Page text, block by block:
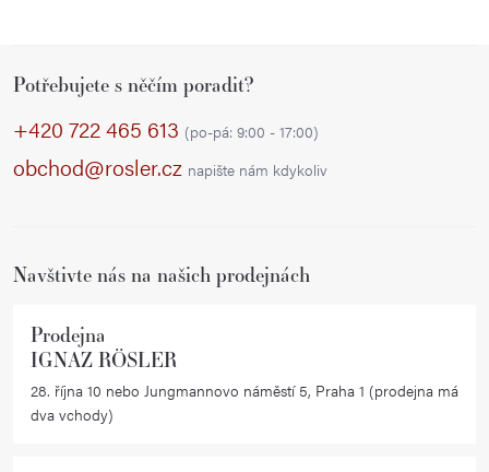
Potřebujete s něčím poradit?
+420 722 465 613 (po-pá: 9:00 - 17:00)
obchod@rosler.cz napište nám kdykoliv
Navštivte nás na našich prodejnách
Prodejna
IGNAZ RÖSLER
28. října 10 nebo Jungmannovo náměstí 5, Praha 1 (prodejna má
dva vchody)